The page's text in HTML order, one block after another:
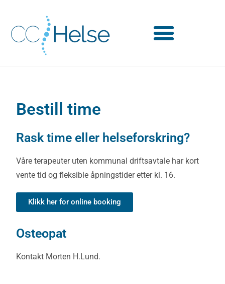
Bestill time
Rask time eller helseforskring?
Våre terapeuter uten kommunal driftsavtale har kort
vente tid og fleksible åpningstider etter kl. 16.
Klikk her for online booking
Osteopat
Kontakt Morten H.Lund.